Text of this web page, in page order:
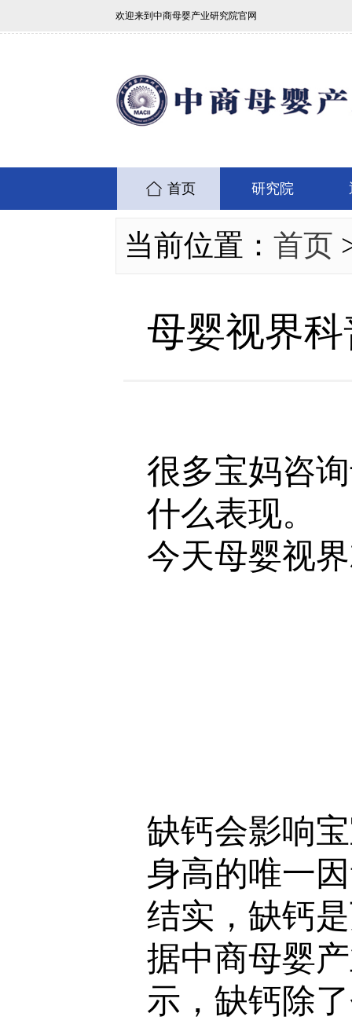
欢迎来到中商母婴产业研究院官网
首页 研究院
当前位置： 首页
母婴视界
很多宝妈咨
什么表现。
今天母婴视
缺钙会影响
身高的唯一
结实，缺钙
据中商母婴
示，缺钙除